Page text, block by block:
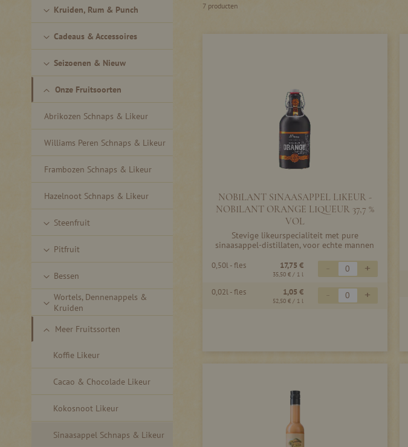
7 producten
NOBILANT SINAASAPPEL LIKEUR -
NOBILANT ORANGE LIQUEUR 37,7 %
VOL
Stevige likeurspecialiteit met pure
sinaasappel-distillaten, voor echte mannen
0,50l - fles 17,75 €
35,50 € / 1 l - +
0,02l - fles 1,05 €
52,50 € / 1 l - +
Kruiden, Rum & Punch
Cadeaus & Accessoires
Seizoenen & Nieuw
Onze Fruitsoorten
Abrikozen Schnaps & Likeur
Williams Peren Schnaps & Likeur
Frambozen Schnaps & Likeur
Hazelnoot Schnaps & Likeur
Steenfruit
Pitfruit
Bessen
Wortels, Dennenappels &
Kruiden
Meer Fruitssorten
Koffie Likeur
Cacao & Chocolade Likeur
Kokosnoot Likeur
Sinaasappel Schnaps & Likeur